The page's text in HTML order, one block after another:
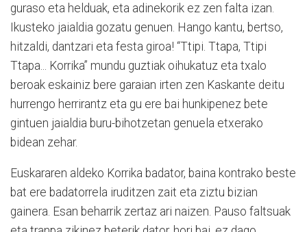
guraso eta helduak, eta adinekorik ez zen falta izan.
Ikusteko jaialdia gozatu genuen. Hango kantu, bertso,
hitzaldi, dantzari eta festa giroa! “Ttipi. Ttapa, Ttipi
Ttapa... Korrika” mundu guztiak oihukatuz eta txalo
beroak eskainiz bere garaian irten zen Kaskante deitu
hurrengo herrirantz eta gu ere bai hunkipenez bete
gintuen jaialdia buru-bihotzetan genuela etxerako
bidean zehar.
Euskararen aldeko Korrika badator, baina kontrako beste
bat ere badatorrela iruditzen zait eta ziztu bizian
gainera. Esan beharrik zertaz ari naizen. Pauso faltsuak